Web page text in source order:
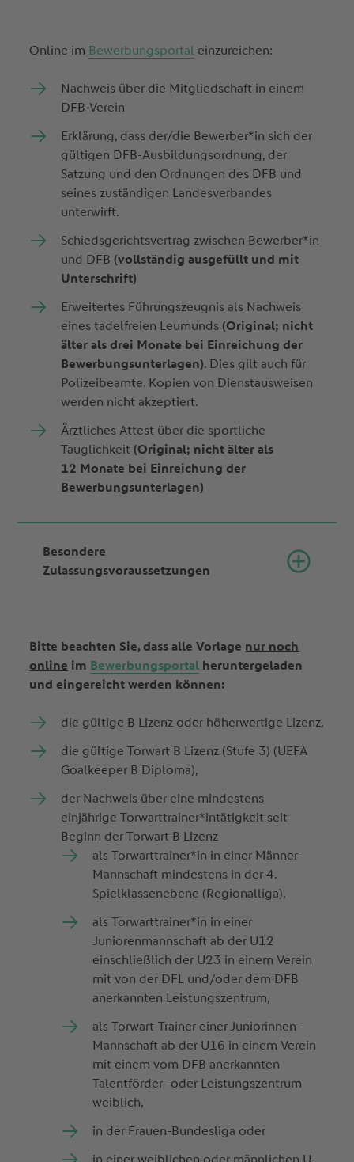
Online im Bewerbungsportal einzureichen:
Nachweis über die Mitgliedschaft in einem
DFB-Verein
Erklärung, dass der/die Bewerber*in sich der
gültigen DFB-Ausbildungsordnung, der
Satzung und den Ordnungen des DFB und
seines zuständigen Landesverbandes
unterwirft.
Schiedsgerichtsvertrag zwischen Bewerber*in
und DFB (vollständig ausgefüllt und mit
Unterschrift)
Erweitertes Führungszeugnis als Nachweis
eines tadelfreien Leumunds (Original; nicht
älter als drei Monate bei Einreichung der
Bewerbungsunterlagen). Dies gilt auch für
Polizeibeamte. Kopien von Dienstausweisen
werden nicht akzeptiert.
Ärztliches Attest über die sportliche
Tauglichkeit (Original; nicht älter als
12 Monate bei Einreichung der
Bewerbungsunterlagen)
Besondere
Zulassungsvoraussetzungen
Bitte beachten Sie, dass alle Vorlage nur noch
online im Bewerbungsportal heruntergeladen
und eingereicht werden können:
die gültige B Lizenz oder höherwertige Lizenz,
die gültige Torwart B Lizenz (Stufe 3) (UEFA
Goalkeeper B Diploma),
der Nachweis über eine mindestens
einjährige Torwart­trainer*intätigkeit seit
Beginn der Torwart B Lizenz
als Torwarttrainer*in in einer Männer-
Mannschaft mindestens in der 4.
Spielklassenebene (Regionalliga),
als Torwarttrainer*in in einer
Juniorenmannschaft ab der U12
einschließlich der U23 in einem Verein
mit von der DFL und/oder dem DFB
anerkannten Leistungszentrum,
als Torwart-Trainer einer Juniorinnen-
Mannschaft ab der U16 in einem Verein
mit einem vom DFB anerkannten
Talentförder- oder Leistungszentrum
weiblich,
in der Frauen-Bundesliga oder